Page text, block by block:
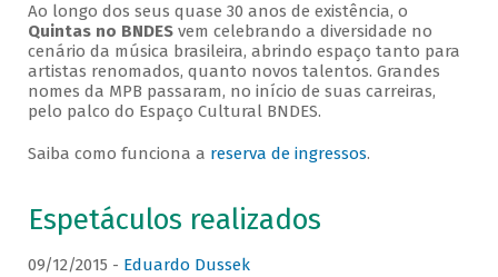
Ao longo dos seus quase 30 anos de existência, o
Quintas no BNDESvem celebrando a diversidade no
cenário da música brasileira, abrindo espaço tanto para
artistas renomados, quanto novos talentos. Grandes
nomes da MPB passaram, no início de suas carreiras,
pelo palco do Espaço Cultural BNDES.
Saiba como funciona a reserva de ingressos.
Espetáculos realizados
09/12/2015 - Eduardo Dussek